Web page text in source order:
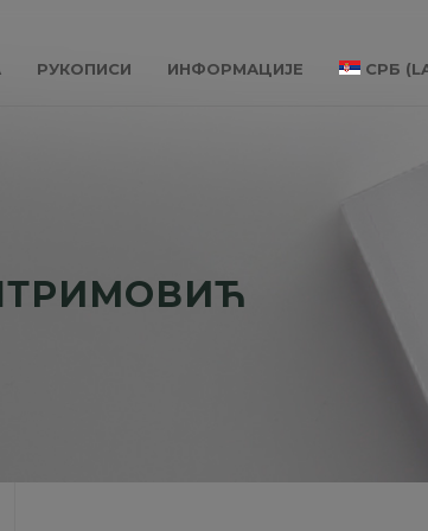
РУКОПИСИ ИНФОРМАЦИЈЕ СРБ